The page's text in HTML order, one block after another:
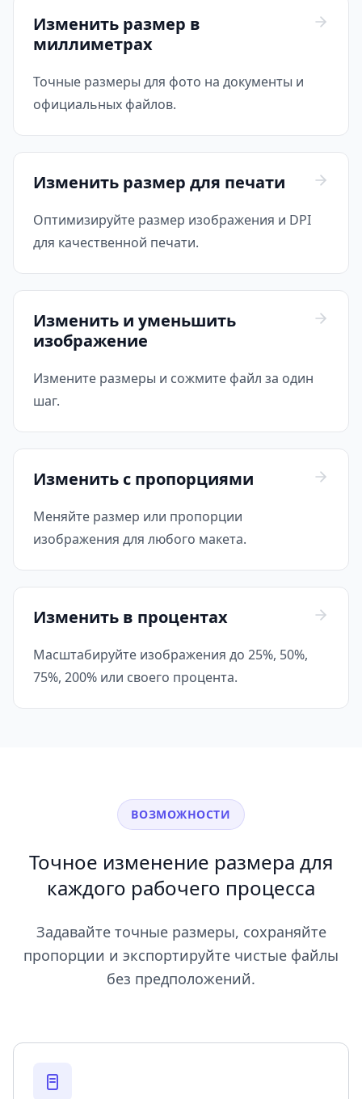
Изменить размер в
миллиметрах
Точные размеры для фото на документы и
официальных файлов.
Изменить размер для печати
Оптимизируйте размер изображения и DPI
для качественной печати.
Изменить и уменьшить
изображение
Измените размеры и сожмите файл за один
шаг.
Изменить с пропорциями
Меняйте размер или пропорции
изображения для любого макета.
Изменить в процентах
Масштабируйте изображения до 25%, 50%,
75%, 200% или своего процента.
ВОЗМОЖНОСТИ
Точное изменение размера для
каждого рабочего процесса
Задавайте точные размеры, сохраняйте
пропорции и экспортируйте чистые файлы
без предположений.